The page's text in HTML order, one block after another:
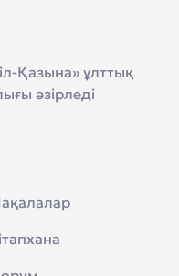
Қазына» ұлттық
әзірледі